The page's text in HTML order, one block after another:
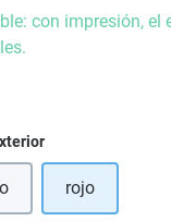
con impresión,
opción no está
rojo